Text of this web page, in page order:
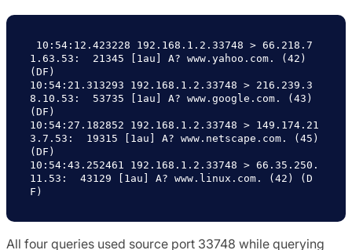
1.63.53:  21345 [1au] A? www.yahoo.com. (42)
(DF)
10:54:21.313293 192.168.1.2.33748 > 216.239.3
8.10.53:  53735 [1au] A? www.google.com. (43)
(DF)
10:54:27.182852 192.168.1.2.33748 > 149.174.21
3.7.53:  19315 [1au] A? www.netscape.com. (45)
(DF)
10:54:43.252461 192.168.1.2.33748 > 66.35.250.
11.53:  43129 [1au] A? www.linux.com. (42) (D
F)
All four queries used source port 33748 while querying